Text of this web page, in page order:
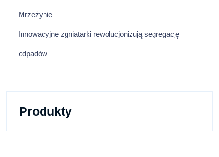
Mrzeżynie
Innowacyjne zgniatarki rewolucjonizują segregację
odpadów
Produkty